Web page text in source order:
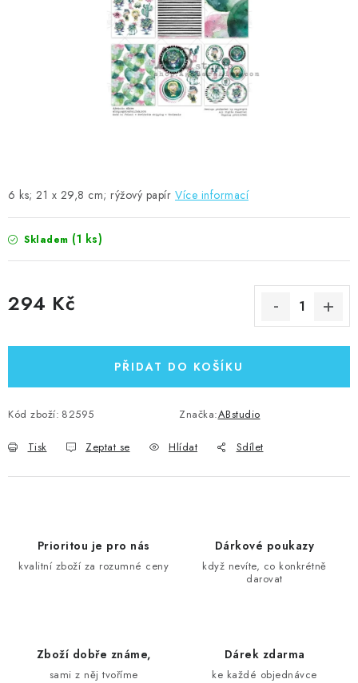
Kontakty Moje objednávka
Oblíbené ♥️
Hodnocení obchodu
Obchodní podmínky
6 ks; 21 x 29,8 cm; rýžový papír Více informací
Skladem (1 ks)
294 Kč
PŘIDAT DO KOŠÍKU
Kód zboží: 82595 Značka:ABstudio
Tisk Zeptat se Hlídat Sdílet
Prioritou je pro nás
kvalitní zboží za rozumné ceny
Dárkové poukazy
když nevíte, co konkrétně
darovat
Zboží dobře známe,
sami z něj tvoříme
Dárek zdarma
ke každé objednávce